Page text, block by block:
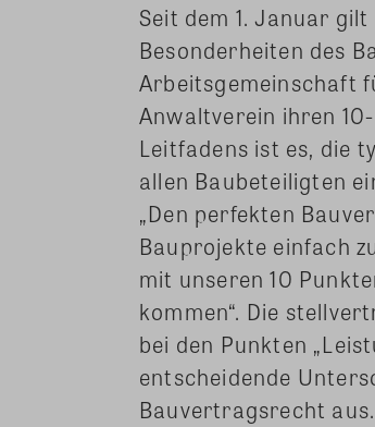
Seit dem 1. Januar
Besonderheiten des
Arbeitsgemeinschaft
Anwaltverein ihren
Leitfadens ist es, die
allen Baubeteiligten
„Den perfekten
Bauprojekte einfach
mit unseren 10
kommen“. Die
bei den Punkten
entscheidende
Bauvertragsrecht aus.